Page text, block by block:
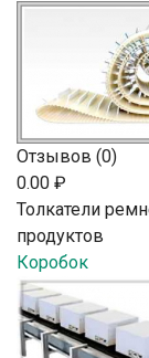
Отзывов (0)
0.00 ₽
Толкатели
продуктов
Коробок